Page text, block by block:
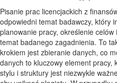
Pisanie prac licencjackich z
odpowiedni temat badawczy, który
planowanie pracy, określenie
temat badanego zagadnienia. To
krokiem jest zbieranie danych, co
danych to kluczowy element pracy,
stylu i struktury jest niezwykle